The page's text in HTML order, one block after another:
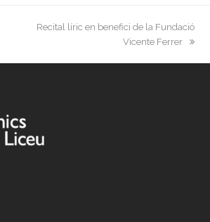
next
Recital líric en benefici de la Fundació
Vicente Ferrer